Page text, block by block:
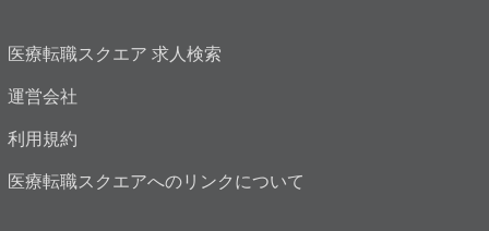
医療転職スクエア 求人検索
運営会社
利用規約
医療転職スクエアへのリンクについて